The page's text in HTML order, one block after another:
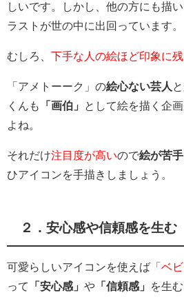
しいです。しかし、他の方にも描
ラストが世の中に出回っています。
むしろ、 下手な人の絵ほど印象に残
「アメトーーク」の絵心ない芸人
くんも
「画伯」
として絵を描く企
よね。
それだけ注目度が高いので絵が苦
ひアイコンを手描きしましょう。
２．安心感や信頼感を生む
可愛らしいアイコンを使えば 「ベ
って
「安心感」 や 「信頼感」 を生